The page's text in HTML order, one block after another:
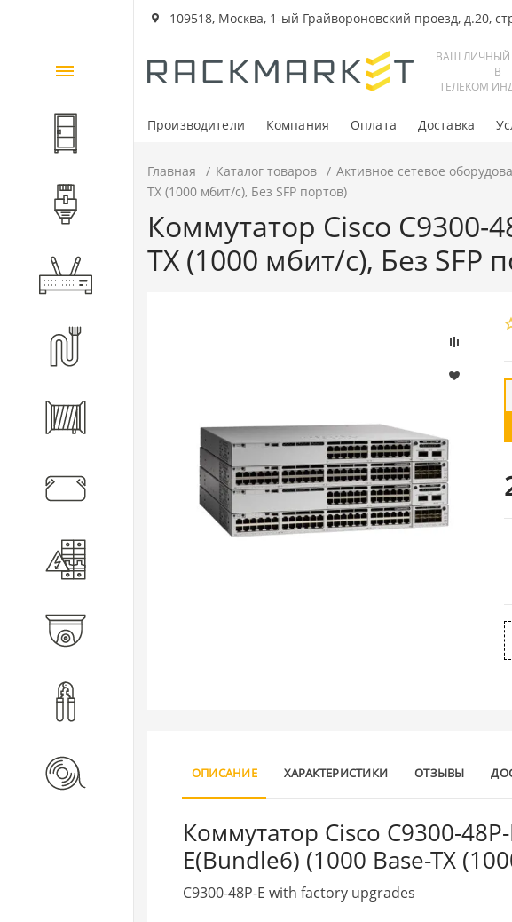
109518, Москва, 1-ый Грайвороновский проезд, д.20,
ВАШ ЛИЧНЫЙ
В
ТЕЛЕКОМ
Производители Компания Оплата Доставка
Каталог
товаров
Шкафы и стойки
Активное оборудование
Кабеленесущие системы
Расходные материалы
Главная Каталог товаров Активное сетевое
TX (1000 мбит/с), Без SFP портов)
Коммутатор Cisco C9300-
TX (1000 мбит/с), Без SFP
ОПИСАНИЕ ХАРАКТЕРИСТИКИ ОТЗЫВЫ
Коммутатор Cisco C9300-
E(Bundle6) (1000 Base-TX
C9300-48P-E with factory upgrades